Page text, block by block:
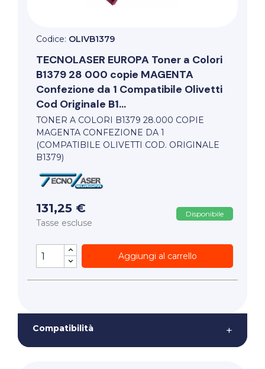
Codice: OLIVB1379
TECNOLASER EUROPA Toner a Colori
B1379 28 000 copie MAGENTA
Confezione da 1 Compatibile Olivetti
Cod Originale B1...
TONER A COLORI B1379 28.000 COPIE
MAGENTA CONFEZIONE DA 1
(COMPATIBILE OLIVETTI COD. ORIGINALE
B1379)
131,25 €
Tasse escluse
Disponibile
Aggiungi al carrello
Compatibilità +